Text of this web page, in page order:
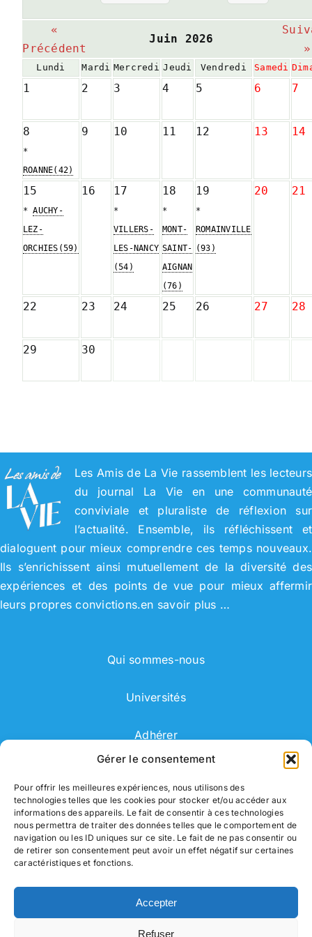
Gérer le consentement
Pour offrir les meilleures expériences, nous utilisons des
technologies telles que les cookies pour stocker et/ou accéder aux
informations des appareils. Le fait de consentir à ces technologies
nous permettra de traiter des données telles que le comportement de
navigation ou les ID uniques sur ce site. Le fait de ne pas consentir ou
de retirer son consentement peut avoir un effet négatif sur certaines
caractéristiques et fonctions.
Accepter
Refuser
«
Précédent
Juin 2026
»
Lundi Mardi Mercredi Jeudi Vendredi Samedi
1 2 3 4 5 6 7
8
*
ROANNE(42)
9 10 11 12 13 14
15
*AUCHY-
LEZ-
ORCHIES(59)
16 17
*
VILLERS-
LES-NANCY
(54)
18
*
MONT-
SAINT-
AIGNAN
(76)
19
*
ROMAINVILLE
(93)
20 21
22 23 24 25 26 27 28
29 30
Les Amis de La Vie rassemblent les lecteurs
du journal La Vie en une communauté
conviviale et pluraliste de réflexion sur
l’actualité. Ensemble, ils réfléchissent et
dialoguent pour mieux comprendre ces temps nouveaux.
Ils s’enrichissent ainsi mutuellement de la diversité des
expériences et des points de vue pour mieux affermir
leurs propres convictions.en savoir plus …
Qui sommes-nous
Universités
Adhérer
Correspondant
Nous contacter
Mentions légales